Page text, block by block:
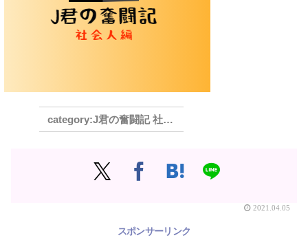
J君の奮闘記 社会人編
2021.04.05
スポンサーリンク